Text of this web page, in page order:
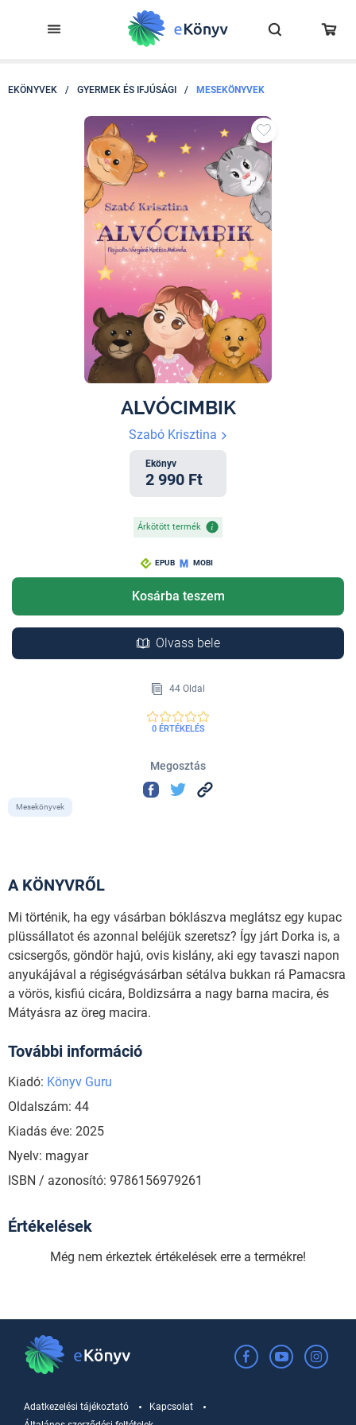
EKÖNYVEK / GYERMEK ÉS IFJÚSÁGI / MESEKÖNYVEK
ALVÓCIMBIK
Szabó Krisztina
Ekönyv
2 990 Ft
Árkötött termék
EPUB MOBI
Kosárba teszem
Olvass bele
44 Oldal
0 ÉRTÉKELÉS
Megosztás
Mesekönyvek
A KÖNYVRŐL
Mi történik, ha egy vásárban bóklászva meglátsz egy kupac
plüssállatot és azonnal beléjük szeretsz? Így járt Dorka is, a
csicsergős, göndör hajú, ovis kislány, aki egy tavaszi napon
anyukájával a régiségvásárban sétálva bukkan rá Pamacsra
a vörös, kisfiú cicára, Boldizsárra a nagy barna macira, és
Mátyásra az öreg macira.
További információ
Kiadó: Könyv Guru
Oldalszám: 44
Kiadás éve: 2025
Nyelv: magyar
ISBN / azonosító: 9786156979261
Értékelések
Még nem érkeztek értékelések erre a termékre!
Adatkezelési tájékoztató
Kapcsolat